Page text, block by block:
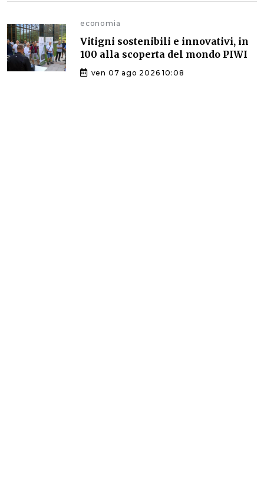
economia
Vitigni sostenibili e innovativi, in
100 alla scoperta del mondo PIWI
ven 07 ago 2026 10:08